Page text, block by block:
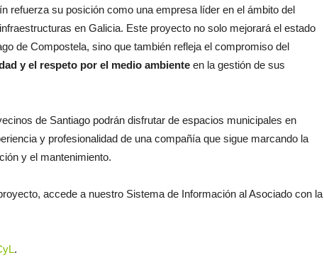
refuerza su posición como una empresa líder en el ámbito del
en Galicia. Este proyecto no solo mejorará el estado
de Compostela, sino que también refleja el compromiso del
y el respeto por el medio ambiente en la gestión de sus
de Santiago podrán disfrutar de espacios municipales en
y profesionalidad de una compañía que sigue marcando la
y el mantenimiento.
accede a nuestro Sistema de Información al Asociado con la
.